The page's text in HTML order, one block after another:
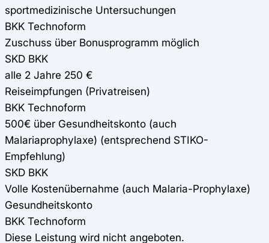
sportmedizinische Untersuchungen
BKK Technoform
Zuschuss über Bonusprogramm möglich
SKD BKK
alle 2 Jahre 250 €
Reiseimpfungen (Privatreisen)
BKK Technoform
500€ über Gesundheitskonto (auch
Malariaprophylaxe) (entsprechend STIKO-
Empfehlung)
SKD BKK
Volle Kostenübernahme (auch Malaria-Prophylaxe)
Gesundheitskonto
BKK Technoform
Diese Leistung wird nicht angeboten.